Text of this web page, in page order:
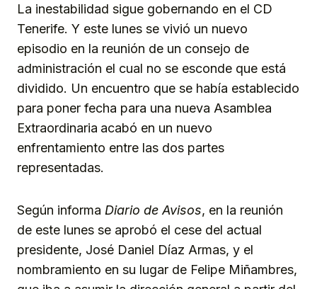
La inestabilidad sigue gobernando en el CD
Tenerife. Y este lunes se vivió un nuevo
episodio en la reunión de un consejo de
administración el cual no se esconde que está
dividido. Un encuentro que se había establecido
para poner fecha para una nueva Asamblea
Extraordinaria acabó en un nuevo
enfrentamiento entre las dos partes
representadas.
Según informa Diario de Avisos, en la reunión
de este lunes se aprobó el cese del actual
presidente, José Daniel Díaz Armas, y el
nombramiento en su lugar de Felipe Miñambres,